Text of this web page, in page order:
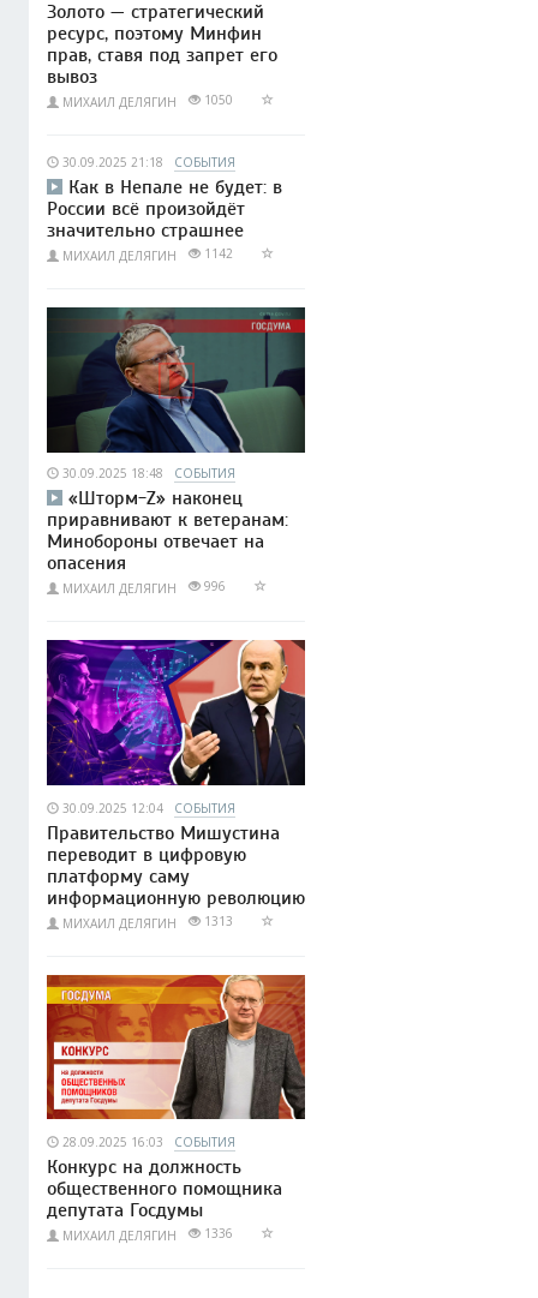
Золото — стратегический
ресурс, поэтому Минфин
прав, ставя под запрет его
вывоз
МИХАИЛ ДЕЛЯГИН 1050
30.09.2025 21:18 СОБЫТИЯ
Как в Непале не будет: в
России всё произойдёт
значительно страшнее
МИХАИЛ ДЕЛЯГИН 1142
30.09.2025 18:48 СОБЫТИЯ
«Шторм-Z» наконец
приравнивают к ветеранам:
Минобороны отвечает на
опасения
МИХАИЛ ДЕЛЯГИН 996
30.09.2025 12:04 СОБЫТИЯ
Правительство Мишустина
переводит в цифровую
платформу саму
информационную революцию
МИХАИЛ ДЕЛЯГИН 1313
28.09.2025 16:03 СОБЫТИЯ
Конкурс на должность
общественного помощника
депутата Госдумы
МИХАИЛ ДЕЛЯГИН 1336